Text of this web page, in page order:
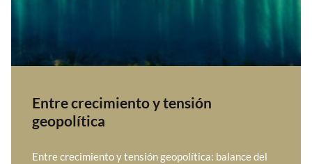
Entre crecimiento y tensión
geopolítica
Entre crecimiento y tensión geopolítica: balance del